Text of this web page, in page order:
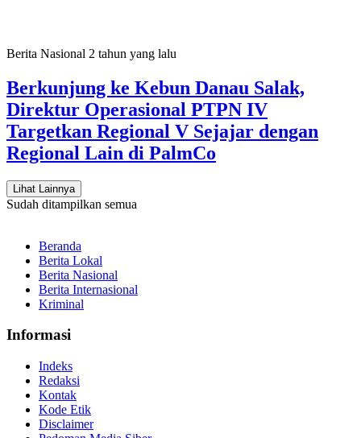
Berita Nasional 2 tahun yang lalu
Berkunjung ke Kebun Danau Salak,
Direktur Operasional PTPN IV
Targetkan Regional V Sejajar dengan
Regional Lain di PalmCo
Lihat Lainnya
Sudah ditampilkan semua
Beranda
Berita Lokal
Berita Nasional
Berita Internasional
Kriminal
Informasi
Indeks
Redaksi
Kontak
Kode Etik
Disclaimer